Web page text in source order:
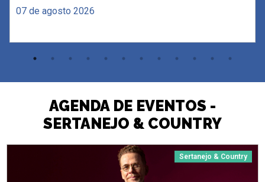
07 de agosto 2026
AGENDA DE EVENTOS -
SERTANEJO & COUNTRY
Sertanejo & Country